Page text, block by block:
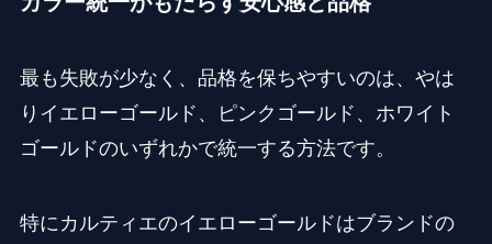
最も失敗が少なく、品格を保ちやすいのは、やは
りイエローゴールド、ピンクゴールド、ホワイト
ゴールドのいずれかで統一する方法です。
特にカルティエのイエローゴールドはブランドの